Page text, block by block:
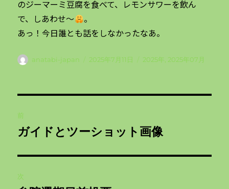
のジーマーミ豆腐を食べて、レモンサワーを飲ん
で、しあわせ～
。
あっ！今日誰とも話をしなかったなあ。
投
anatabi-japan
投
2025年7月11日
カ
2025年, 2025年07月
稿
ビ
前
前
投
稿:
ガイドとツーショット画像
次